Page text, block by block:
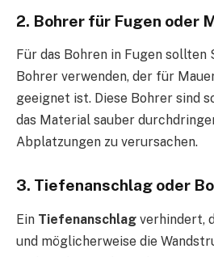
2. Bohrer für Fugen oder
Für das Bohren in Fugen sollten
Bohrer verwenden, der für
geeignet ist. Diese Bohrer sind
das Material sauber
Abplatzungen zu verursachen.
3. Tiefenanschlag oder
Ein Tiefenanschlag verhindert,
und möglicherweise die